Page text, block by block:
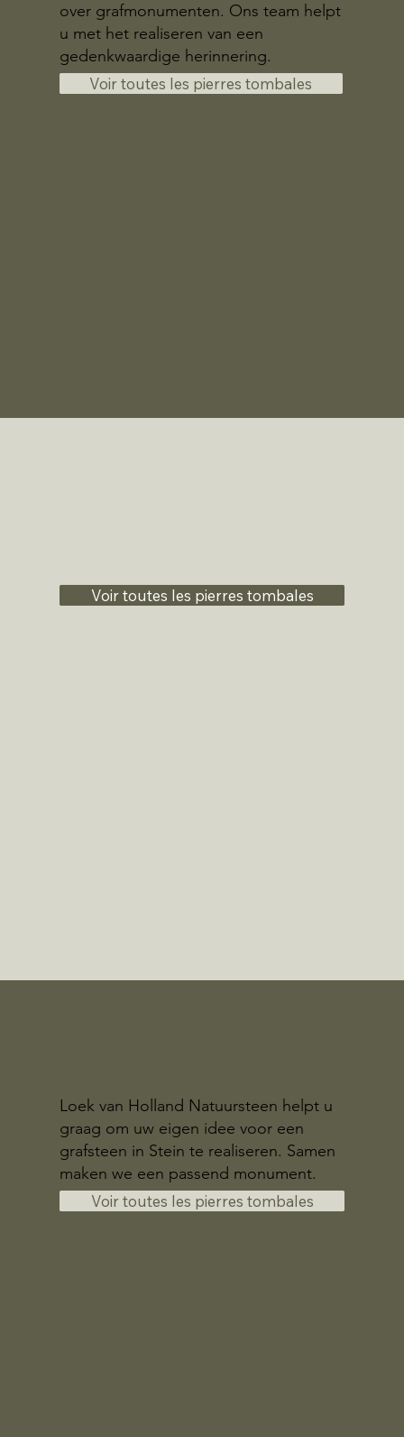
over grafmonumenten. Ons team helpt
u met het realiseren van een
gedenkwaardige herinnering.
Voir toutes les pierres tombales
Voir toutes les pierres tombales
Loek van Holland Natuursteen helpt u
graag om uw eigen idee voor een
grafsteen in Stein te realiseren. Samen
maken we een passend monument.
Voir toutes les pierres tombales